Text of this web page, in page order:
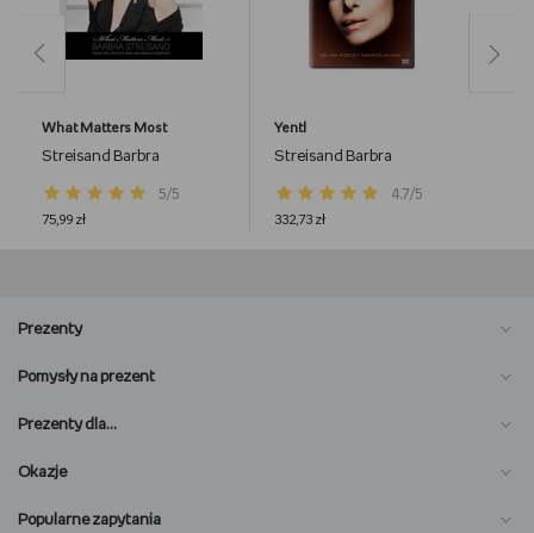
What Matters Most
Streisand Barbra
5/5
75,99 zł
Yentl
Streisand Barbra
4.7/5
332,73 zł
Prezenty
Pomysły na prezent
Prezenty dla…
Okazje
Popularne zapytania